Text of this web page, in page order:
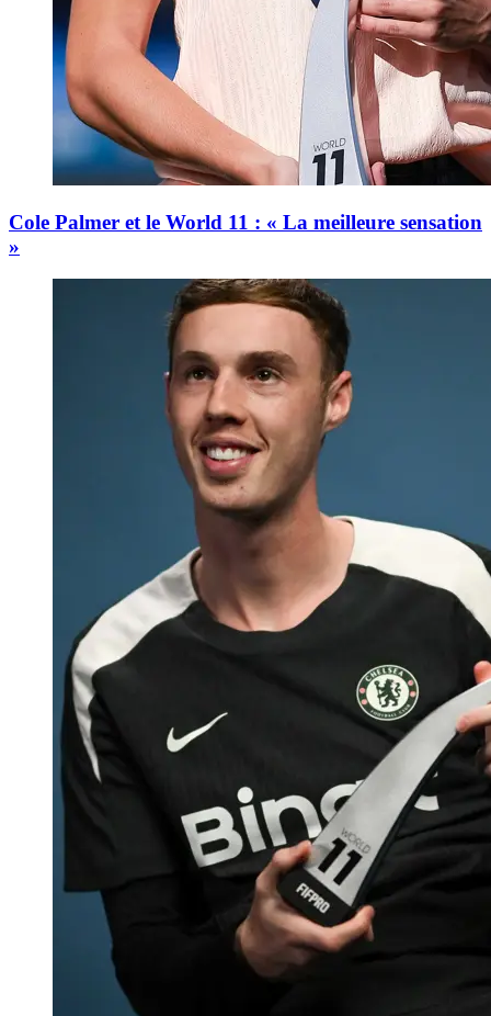
Cole Palmer et le World 11 : « La meilleure sensation
»